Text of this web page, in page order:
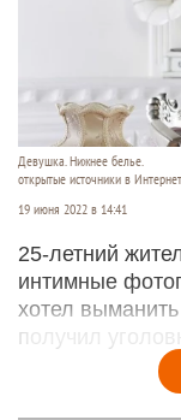
Девушка. Нижнее белье.
открытые источники в
19 июня 2022 в 14:41
25-летний
интимные
хотел
получил